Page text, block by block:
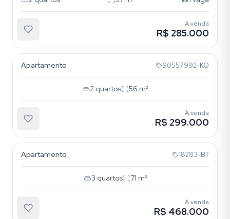
À venda
R$ 285.000
Apartamento 90557992-KO
2 quartos 56 m²
À venda
R$ 299.000
Apartamento 18283-BT
3 quartos 71 m²
À venda
R$ 468.000